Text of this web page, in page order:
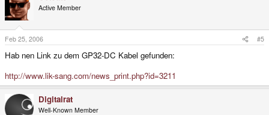
Active Member
Feb 25, 2006 #5
Hab nen Link zu dem GP32-DC Kabel gefunden:
http://www.lik-sang.com/news_print.php?id=3211
Digitalrat
Well-Known Member